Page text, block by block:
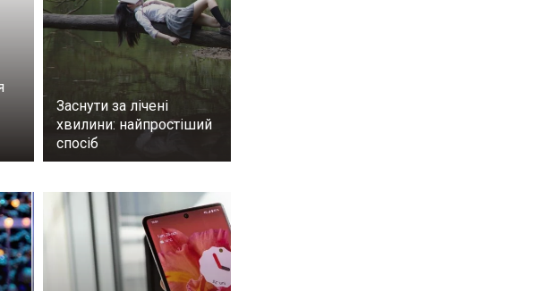
Заснути за лічені
хвилини: найпростіший
спосіб